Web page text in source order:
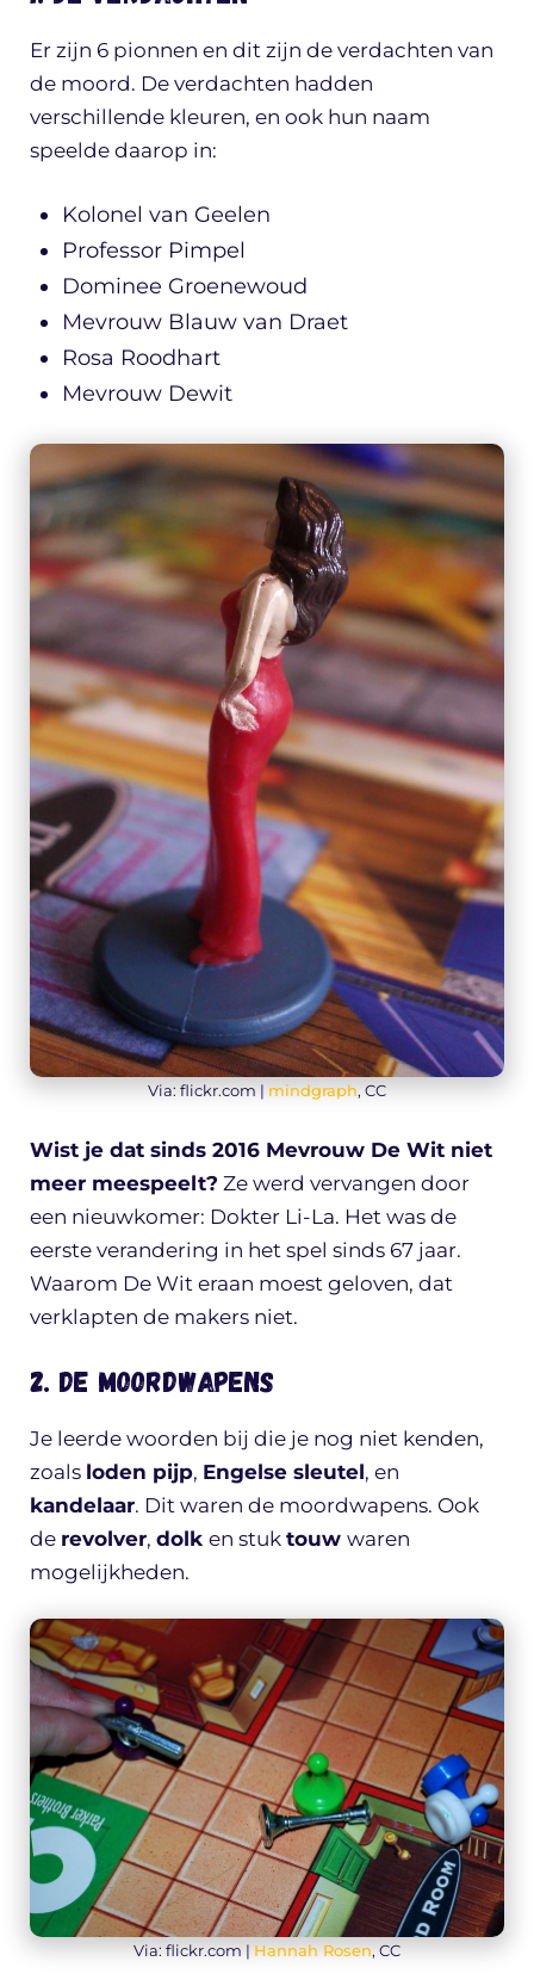
Er zijn 6 pionnen en dit zijn de verdachten van
de moord. De verdachten hadden
verschillende kleuren, en ook hun naam
speelde daarop in:
Kolonel van Geelen
Professor Pimpel
Dominee Groenewoud
Mevrouw Blauw van Draet
Rosa Roodhart
Mevrouw Dewit
Via: flickr.com | mindgraph, CC
Wist je dat sinds 2016 Mevrouw De Wit niet
meer meespeelt? Ze werd vervangen door
een nieuwkomer: Dokter Li-La. Het was de
eerste verandering in het spel sinds 67 jaar.
Waarom De Wit eraan moest geloven, dat
verklapten de makers niet.
2. De moordwapens
Je leerde woorden bij die je nog niet kenden,
zoals loden pijp, Engelse sleutel, en
kandelaar. Dit waren de moordwapens. Ook
de revolver, dolk en stuk touw waren
mogelijkheden.
Via: flickr.com | Hannah Rosen, CC